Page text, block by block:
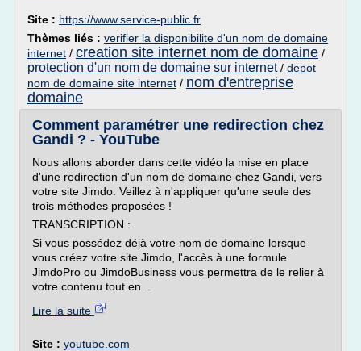
Site : https://www.service-public.fr
Thèmes liés : verifier la disponibilite d'un nom de domaine
internet / creation site internet nom de domaine /
protection d'un nom de domaine sur internet/ depot
nom de domaine site internet / nom d'entreprise
domaine
Comment paramétrer une redirection chez
Gandi ? - YouTube
Nous allons aborder dans cette vidéo la mise en place
d'une redirection d'un nom de domaine chez Gandi, vers
votre site Jimdo. Veillez à n'appliquer qu'une seule des
trois méthodes proposées !
TRANSCRIPTION :
Si vous possédez déjà votre nom de domaine lorsque
vous créez votre site Jimdo, l'accès à une formule
JimdoPro ou JimdoBusiness vous permettra de le relier à
votre contenu tout en...
Lire la suite
Site : youtube.com